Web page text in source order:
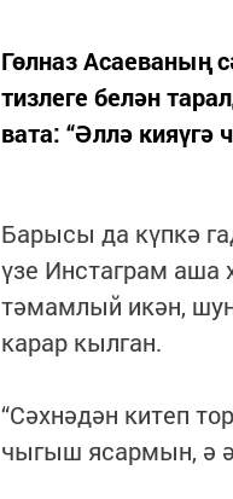
Гөлназ Асаеваның
тизлеге белән
вата: “Әллә кияүгә
Барысы да күпкә
үзе Инстаграм аша
тәмамлый икән,
карар кылган.
“Сәхнәдән китеп
чыгыш ясармын, ә